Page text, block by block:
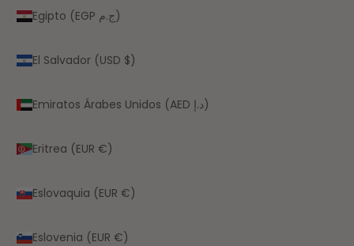
Egipto (EGP ج.م)
El Salvador (USD $)
Emiratos Árabes Unidos (AED د.إ)
Eritrea (EUR €)
Eslovaquia (EUR €)
Eslovenia (EUR €)